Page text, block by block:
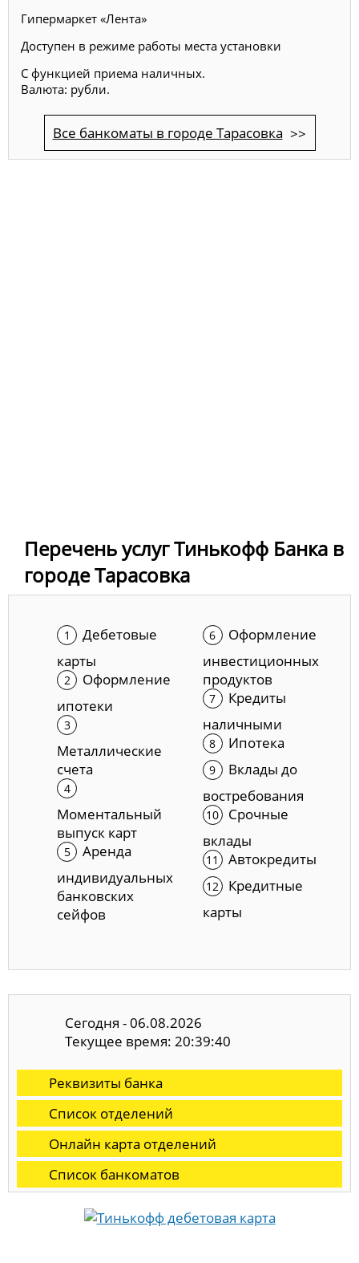
Гипермаркет «Лента»
Доступен в режиме работы места установки
С функцией приема наличных.
Валюта: рубли.
Все банкоматы в городе Тарасовка
Перечень услуг Тинькофф Банка в
городе Тарасовка
Дебетовые
карты
Оформление
ипотеки
Металлические
счета
Моментальный
выпуск карт
Аренда
индивидуальных
банковских
сейфов
Оформление
инвестиционных
продуктов
Кредиты
наличными
Ипотека
Вклады до
востребования
Срочные
вклады
Автокредиты
Кредитные
карты
Сегодня - 06.08.2026
Текущее время: 20:39:41
Реквизиты банка
Список отделений
Онлайн карта отделений
Список банкоматов